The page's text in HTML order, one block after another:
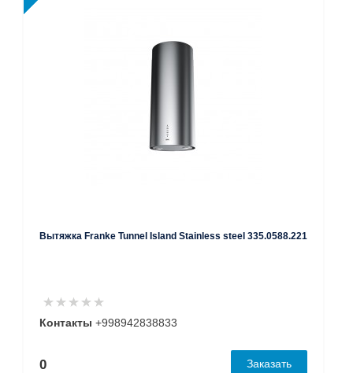
Вытяжка Franke Tunnel Island Stainless steel 335.0588.221
Контакты +998942838833
0 Заказать